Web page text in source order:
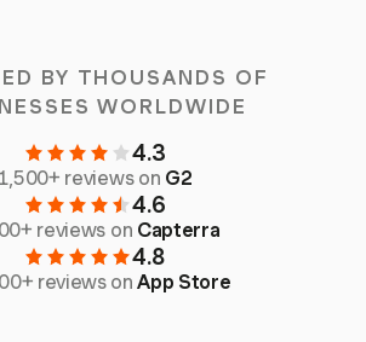
BY THOUSANDS OF
WORLDWIDE
4.3
1,500+ reviews on G2
4.6
reviews on Capterra
4.8
reviews onApp Store